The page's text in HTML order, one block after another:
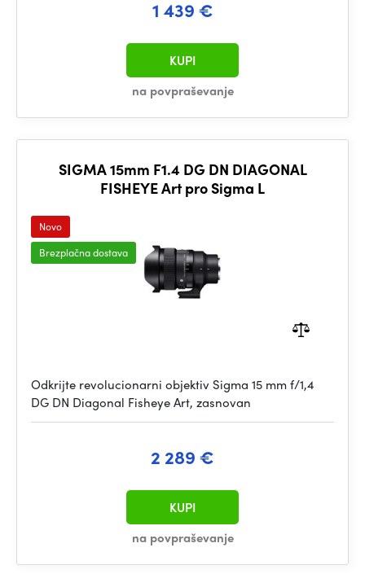
1 439 €
na povpraševanje
KUPI
SIGMA 15mm F1.4 DG DN DIAGONAL
FISHEYE Art pro Sigma L
Novo
Brezplačna dostava
Odkrijte revolucionarni objektiv Sigma 15 mm f/1,4
DG DN Diagonal Fisheye Art, zasnovan
2 289 €
na povpraševanje
KUPI